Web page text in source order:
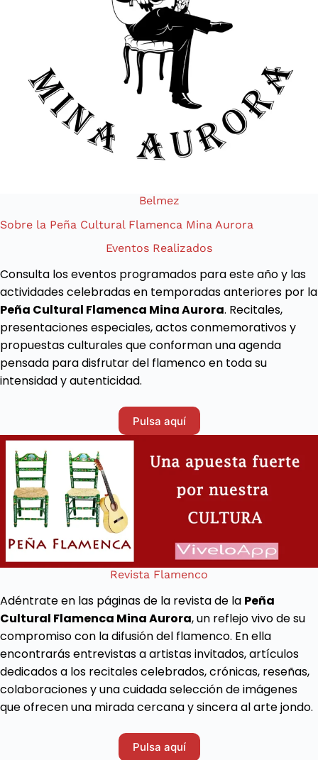
Belmez
Sobre la Peña Cultural Flamenca Mina Aurora
Eventos Realizados
Consulta los eventos programados para este año y las
actividades celebradas en temporadas anteriores por la
Peña Cultural Flamenca Mina Aurora. Recitales,
presentaciones especiales, actos conmemorativos y
propuestas culturales que conforman una agenda
pensada para disfrutar del flamenco en toda su
intensidad y autenticidad.
Pulsa aquí
Revista Flamenco
Adéntrate en las páginas de la revista de la Peña
Cultural Flamenca Mina Aurora, un reflejo vivo de su
compromiso con la difusión del flamenco. En ella
encontrarás entrevistas a artistas invitados, artículos
dedicados a los recitales celebrados, crónicas, reseñas,
colaboraciones y una cuidada selección de imágenes
que ofrecen una mirada cercana y sincera al arte jondo.
Pulsa aquí